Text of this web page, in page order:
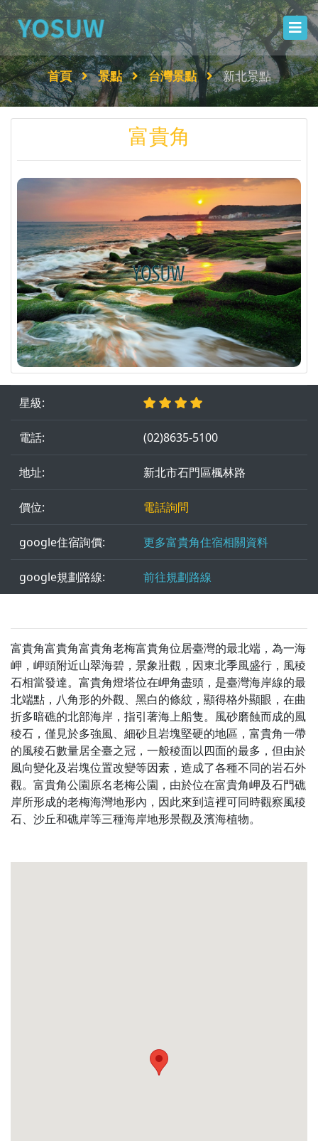
首頁 景點 台灣景點 新北景點
富貴角
星級:
電話: (02)8635-5100
地址: 新北市石門區楓林路
價位: 電話詢問
google住宿詢價: 更多富貴角住宿相關資料
google規劃路線: 前往規劃路線
富貴角富貴角富貴角老梅富貴角位居臺灣的最北端，為一海
岬，岬頭附近山翠海碧，景象壯觀，因東北季風盛行，風稜
石相當發達。富貴角燈塔位在岬角盡頭，是臺灣海岸線的最
北端點，八角形的外觀、黑白的條紋，顯得格外顯眼，在曲
折多暗礁的北部海岸，指引著海上船隻。風砂磨蝕而成的風
稜石，僅見於多強風、細砂且岩塊堅硬的地區，富貴角一帶
的風稜石數量居全臺之冠，一般稜面以四面的最多，但由於
風向變化及岩塊位置改變等因素，造成了各種不同的岩石外
觀。富貴角公園原名老梅公園，由於位在富貴角岬及石門礁
岸所形成的老梅海灣地形內，因此來到這裡可同時觀察風稜
石、沙丘和礁岸等三種海岸地形景觀及濱海植物。